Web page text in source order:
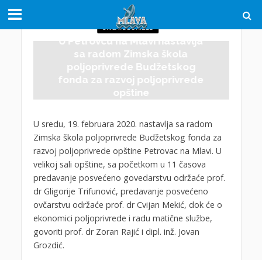
UNCATEGORIZED
U Petrovcu na Mlavi nastavlja
sa radom Zimska škola
poljoprivrede Budžetskog
fonda za razvoj poljoprivrede
opštine
U sredu, 19. februara 2020. nastavlja sa radom
Zimska škola poljoprivrede Budžetskog fonda za
razvoj poljoprivrede opštine Petrovac na Mlavi. U
velikoj sali opštine, sa početkom u 11 časova
predavanje posvećeno govedarstvu održaće prof.
dr Gligorije Trifunović, predavanje posvećeno
ovčarstvu održaće prof. dr Cvijan Mekić, dok će o
ekonomici poljoprivrede i radu matične službe,
govoriti prof. dr Zoran Rajić i dipl. inž. Jovan
Grozdić.